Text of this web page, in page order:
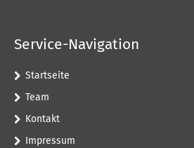
Service-Navigation
Startseite
Team
Kontakt
Impressum